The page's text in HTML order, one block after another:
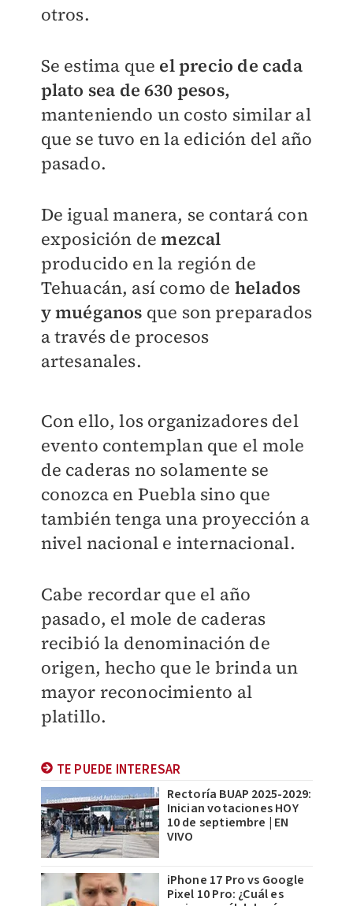
otros.
Se estima que el precio de cada
plato sea de 630 pesos,
manteniendo un costo similar al
que se tuvo en la edición del año
pasado.
De igual manera, se contará con
exposición demezcal
producido en la región de
Tehuacán, así como de helados
y muéganos que son preparados
a través de procesos
artesanales.
Con ello, los organizadores del
evento contemplan que el mole
de caderas no solamente se
conozca en Puebla sino que
también tenga una proyección a
nivel nacional e internacional.
Cabe recordar que el año
pasado, el mole de caderas
recibió la denominación de
origen, hecho que le brinda un
mayor reconocimiento al
platillo.
TE PUEDE INTERESAR
Rectoría BUAP 2025-2029:
Inician votaciones HOY
10 de septiembre | EN
VIVO
iPhone 17 Pro vs Google
Pixel 10 Pro: ¿Cuál es